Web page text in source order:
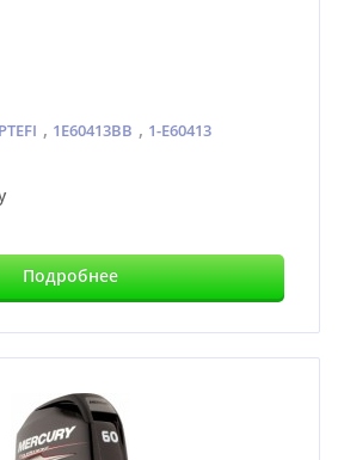
, 1E60413BB , 1-E60413
Подробнее